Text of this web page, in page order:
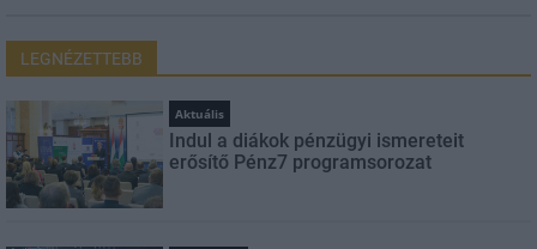
LEGNÉZETTEBB
Aktuális
Indul a diákok pénzügyi ismereteit
erősítő Pénz7 programsorozat